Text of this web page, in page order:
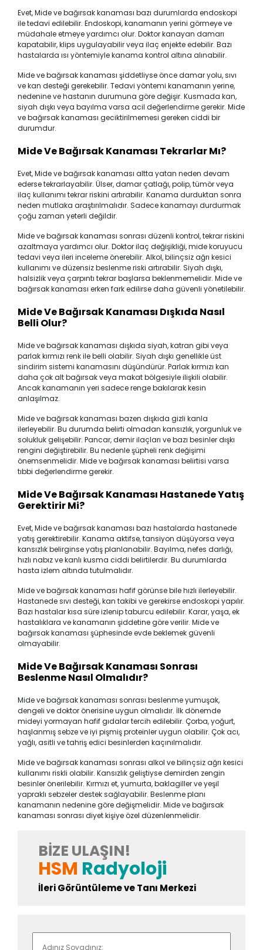
BIZE ULAŞIN!
HSM Radyoloji
İleri Görüntüleme ve Tanı Merkezi
Evet, Mide ve bağırsak kanaması bazı durumlarda endoskopi
ile tedavi edilebilir. Endoskopi, kanamanın yerini görmeye ve
müdahale etmeye yardımcı olur. Doktor kanayan damarı
kapatabilir, klips uygulayabilir veya ilaç enjekte edebilir. Bazı
hastalarda ısı yöntemiyle kanama kontrol altına alınabilir.
Mide ve bağırsak kanaması şiddetliyse önce damar yolu, sıvı
ve kan desteği gerekebilir. Tedavi yöntemi kanamanın yerine,
nedenine ve hastanın durumuna göre değişir. Kusmada kan,
siyah dışkı veya bayılma varsa acil değerlendirme gerekir. Mide
ve bağırsak kanaması geciktirilmemesi gereken ciddi bir
durumdur.
Mide Ve Bağırsak Kanaması Tekrarlar Mı?
Evet, Mide ve bağırsak kanaması altta yatan neden devam
ederse tekrarlayabilir. Ülser, damar çatlağı, polip, tümör veya
ilaç kullanımı tekrar riskini artırabilir. Kanama durduktan sonra
neden mutlaka araştırılmalıdır. Sadece kanamayı durdurmak
çoğu zaman yeterli değildir.
Mide ve bağırsak kanaması sonrası düzenli kontrol, tekrar riskini
azaltmaya yardımcı olur. Doktor ilaç değişikliği, mide koruyucu
tedavi veya ileri inceleme önerebilir. Alkol, bilinçsiz ağrı kesici
kullanımı ve düzensiz beslenme riski artırabilir. Siyah dışkı,
halsizlik veya çarpıntı tekrar başlarsa beklenmemelidir. Mide ve
bağırsak kanaması erken fark edilirse daha güvenli yönetilebilir.
Mide Ve Bağırsak Kanaması Dışkıda Nasıl
Belli Olur?
Mide ve bağırsak kanaması dışkıda siyah, katran gibi veya
parlak kırmızı renk ile belli olabilir. Siyah dışkı genellikle üst
sindirim sistemi kanamasını düşündürür. Parlak kırmızı kan
daha çok alt bağırsak veya makat bölgesiyle ilişkili olabilir.
Ancak kanamanın yeri sadece renge bakılarak kesin
anlaşılmaz.
Mide ve bağırsak kanaması bazen dışkıda gizli kanla
ilerleyebilir. Bu durumda belirti olmadan kansızlık, yorgunluk ve
solukluk gelişebilir. Pancar, demir ilaçları ve bazı besinler dışkı
rengini değiştirebilir. Bu nedenle şüpheli renk değişimi
önemsenmelidir. Mide ve bağırsak kanaması belirtisi varsa
tıbbi değerlendirme gerekir.
Mide Ve Bağırsak Kanaması Hastanede Yatış
Gerektirir Mi?
Evet, Mide ve bağırsak kanaması bazı hastalarda hastanede
yatış gerektirebilir. Kanama aktifse, tansiyon düşüyorsa veya
kansızlık belirginse yatış planlanabilir. Bayılma, nefes darlığı,
hızlı nabız ve kanlı kusma ciddi belirtilerdir. Bu durumlarda
hasta izlem altında tutulmalıdır.
Mide ve bağırsak kanaması hafif görünse bile hızlı ilerleyebilir.
Hastanede sıvı desteği, kan takibi ve gerekirse endoskopi yapılır.
Bazı hastalar kısa süre izlenip taburcu edilebilir. Karar, yaşa, ek
hastalıklara ve kanamanın şiddetine göre verilir. Mide ve
bağırsak kanaması şüphesinde evde beklemek güvenli
olmayabilir.
Mide Ve Bağırsak Kanaması Sonrası
Beslenme Nasıl Olmalıdır?
Mide ve bağırsak kanaması sonrası beslenme yumuşak,
dengeli ve doktor önerisine uygun olmalıdır. İlk dönemde
mideyi yormayan hafif gıdalar tercih edilebilir. Çorba, yoğurt,
haşlanmış sebze ve iyi pişmiş proteinler uygun olabilir. Çok acı,
yağlı, asitli ve tahriş edici besinlerden kaçınılmalıdır.
Mide ve bağırsak kanaması sonrası alkol ve bilinçsiz ağrı kesici
kullanımı riskli olabilir. Kansızlık geliştiyse demirden zengin
besinler önerilebilir. Kırmızı et, yumurta, baklagiller ve yeşil
yapraklı sebzeler destek sağlayabilir. Beslenme planı
kanamanın nedenine göre değişmelidir. Mide ve bağırsak
kanaması sonrası diyet kişiye özel düzenlenmelidir.